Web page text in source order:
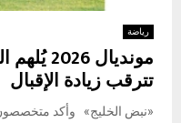
رياضة
مونديال
تترقب زيادة الإقبال